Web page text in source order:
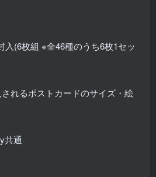
入(6枚組 ※全46種のうち6枚1セッ
れるポストカードのサイズ・絵
共通